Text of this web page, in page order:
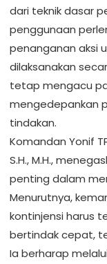
dari teknik dasar
penggunaan
penanganan aksi
dilaksanakan
tetap mengacu
mengedepankan
tindakan.
Komandan Yonif
S.H., M.H.,
penting dalam
Menurutnya,
kontinjensi harus
bertindak cepat,
Ia berharap